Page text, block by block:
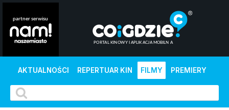
AKTUALNOŚCI REPERTUAR KIN FILMY PREMIERY